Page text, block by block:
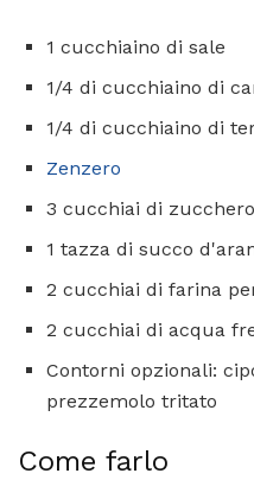
1 cucchiaino di sale
1/4 di cucchiaino di
1/4 di cucchiaino di
Zenzero
3 cucchiai di
1 tazza di succo
2 cucchiai di farina
2 cucchiai di acqua
Contorni opzionali:
prezzemolo tritato
Come farlo